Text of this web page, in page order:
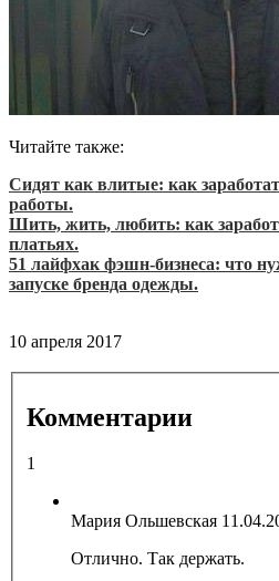
Читайте также:
Сидят как влитые: как
работы.
Шить, жить, любить: как
платьях.
51 лайфхак фэшн-бизнеса: что
запуске бренда одежды.
10 апреля 2017
Комментарии
1
Мария Ольшевская
Отлично. Так держать.